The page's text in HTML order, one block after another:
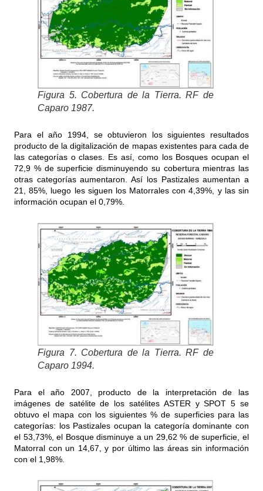
Figura 5. Cobertura de la Tierra. RF de
Caparo 1987.
Para el año 1994, se obtuvieron los siguientes resultados
producto de la digitalización de mapas existentes para cada de
las categorías o clases. Es así, como los Bosques ocupan el
72,9 % de superficie disminuyendo su cobertura mientras las
otras categorías aumentaron. Así los Pastizales aumentan a
21, 85%, luego les siguen los Matorrales con 4,39%, y las sin
información ocupan el 0,79%.
Figura 7. Cobertura de la Tierra. RF de
Caparo 1994.
Para el año 2007, producto de la interpretación de las
imágenes de satélite de los satélites ASTER y SPOT 5 se
obtuvo el mapa con los siguientes % de superficies para las
categorías: los Pastizales ocupan la categoría dominante con
el 53,73%, el Bosque disminuye a un 29,62 % de superficie, el
Matorral con un 14,67, y por último las áreas sin información
con el 1,98%.